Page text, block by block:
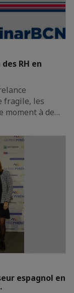
RH en
fragile, les
moment à de…
espagnol en